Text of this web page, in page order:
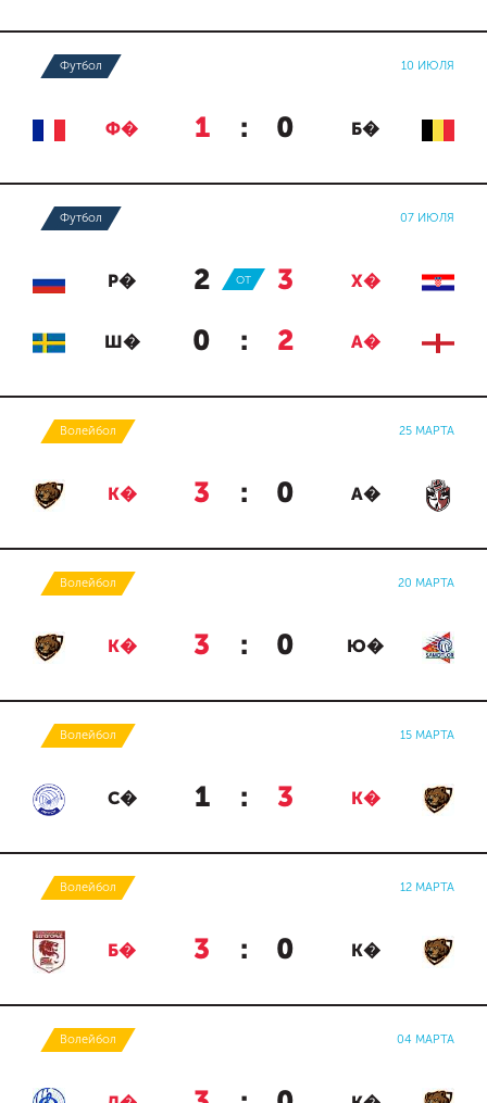
Футбол 10 ИЮЛЯ
Ф� 1 : 0 Б�
Футбол 07 ИЮЛЯ
Р� 2 : 3 Х�
ОТ
Ш� 0 : 2 А�
Волейбол 25 МАРТА
К� 3 : 0 А�
Волейбол 20 МАРТА
К� 3 : 0 Ю�
Волейбол 15 МАРТА
С� 1 : 3 К�
Волейбол 12 МАРТА
Б� 3 : 0 К�
Волейбол 04 МАРТА